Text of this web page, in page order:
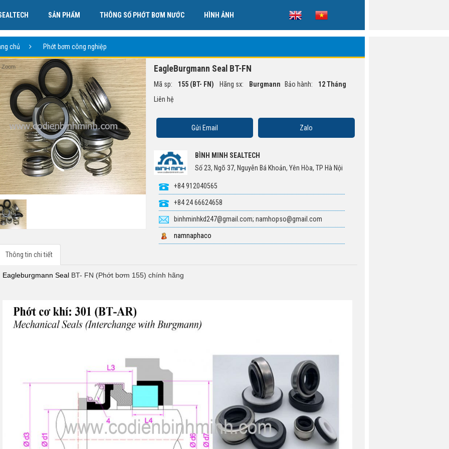
SẢN PHẨM THÔNG SỐ PHỚT BƠM NƯỚC HÌNH ẢNH
TÀI LIỆU VỀ PHỚT CƠ KHÍ.
chủ Phớt bơm công nghiệp
Zoom EagleBurgmann Seal BT-FN
Mã sp: 155 (BT- FN) Hãng sx: Burgmann Bảo hành:
12 Tháng
Liên hệ
Gửi Email Zalo
BÌNH MINH SEALTECH
Số 23, Ngõ 37, Nguyễn Bá Khoản, Yên Hòa, TP Hà Nội
+84 912040565
+84 24 66624658
binhminhkd247@gmail.com; namhopso@gmail.com
namnaphaco
Thông tin chi tiết
Eagleburgmann Seal BT- FN (Phớt bơm 155) chính hãng